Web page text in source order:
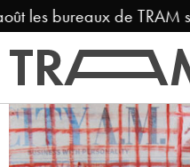
les bureaux de TRAM